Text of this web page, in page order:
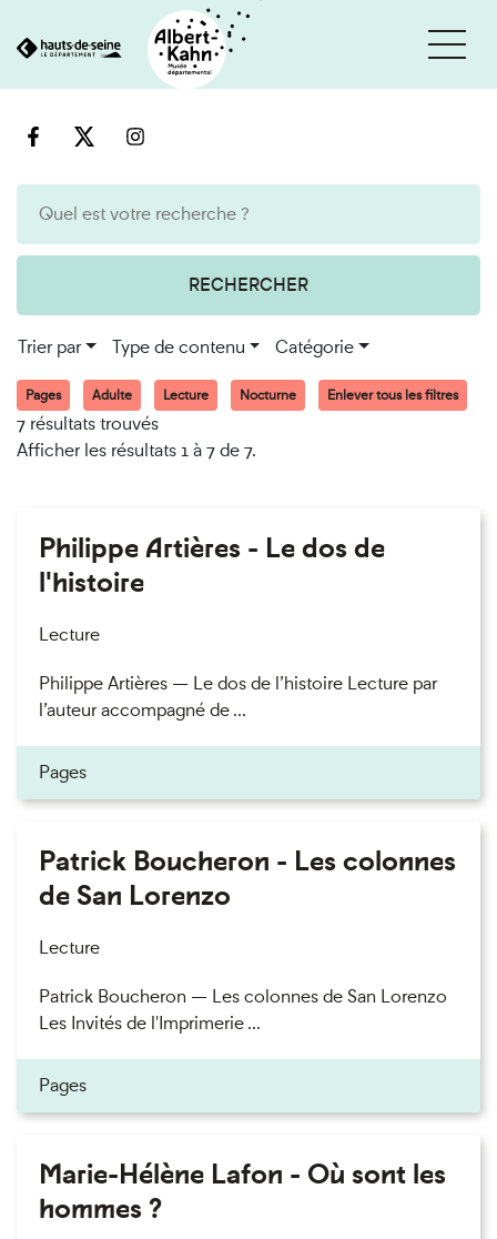
au
RECHERCHER
Trier par Type de contenu Catégorie
Pages Adulte Lecture Nocturne Enlever tous les filtres
7 résultats trouvés
Afficher les résultats 1 à 7 de 7.
Philippe Artières - Le dos de
l'histoire
Lecture
Philippe Artières — Le dos de l’histoire Lecture par
l’auteur accompagné de ...
Pages
Patrick Boucheron - Les colonnes
de San Lorenzo
Lecture
Patrick Boucheron — Les colonnes de San Lorenzo
Les Invités de l'Imprimerie ...
Pages
Marie-Hélène Lafon - Où sont les
hommes ?
Cookies et traceurs utilisés sur ce site